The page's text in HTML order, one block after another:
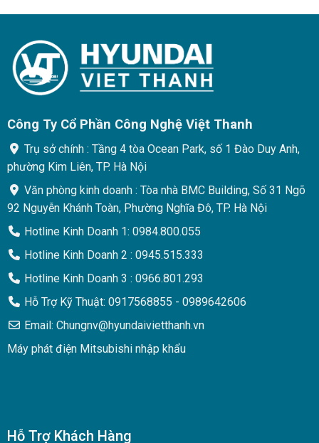
Công Ty Cổ Phần Công Nghệ Việt Thanh
Trụ sở chính : Tầng 4 tòa Ocean Park, số 1 Đào Duy Anh,
phường Kim Liên, TP. Hà Nội
Văn phòng kinh doanh : Tòa nhà BMC Building, Số 31 Ngõ
92 Nguyễn Khánh Toàn, Phường Nghĩa Đô, TP. Hà Nội
Hotline Kinh Doanh 1: 0984.800.055
Hotline Kinh Doanh 2 : 0945.515.333
Hotline Kinh Doanh 3 : 0966.801.293
Hỗ Trợ Kỹ Thuật: 0917568855 - 0989642606
Email: Chungnv@hyundaivietthanh.vn
Máy phát điện Mitsubishi nhập khẩu
Hỗ Trợ Khách Hàng